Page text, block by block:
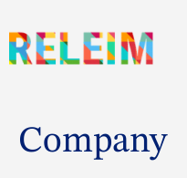
Company